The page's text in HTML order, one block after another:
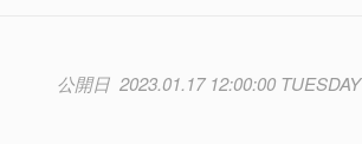
2023.01.17 12:00:00 TUESDAY